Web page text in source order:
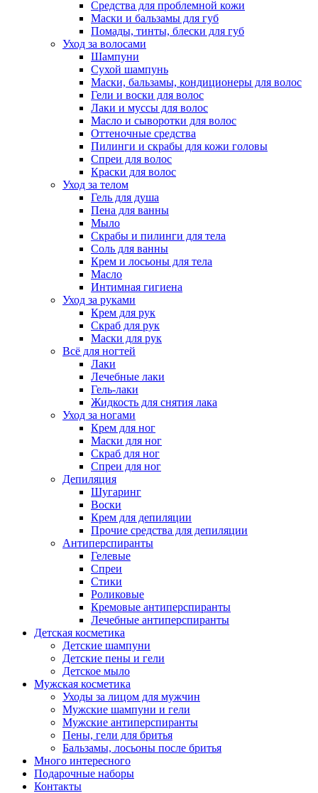
Средства для проблемной кожи
Маски и бальзамы для губ
Помады, тинты, блески для губ
Уход за волосами
Шампуни
Сухой шампунь
Маски, бальзамы, кондиционеры для волос
Гели и воски для волос
Лаки и муссы для волос
Масло и сыворотки для волос
Оттеночные средства
Пилинги и скрабы для кожи головы
Спреи для волос
Краски для волос
Уход за телом
Гель для душа
Пена для ванны
Мыло
Скрабы и пилинги для тела
Соль для ванны
Крем и лосьоны для тела
Масло
Интимная гигиена
Уход за руками
Крем для рук
Скраб для рук
Маски для рук
Всё для ногтей
Лаки
Лечебные лаки
Гель-лаки
Жидкость для снятия лака
Уход за ногами
Крем для ног
Маски для ног
Скраб для ног
Спреи для ног
Депиляция
Шугаринг
Воски
Крем для депиляции
Прочие средства для депиляции
Антиперспиранты
Гелевые
Спреи
Стики
Роликовые
Кремовые антиперспиранты
Лечебные антиперспиранты
Детская косметика
Детские шампуни
Детские пены и гели
Детское мыло
Мужская косметика
Уходы за лицом для мужчин
Мужские шампуни и гели
Мужские антиперспиранты
Пены, гели для бритья
Бальзамы, лосьоны после бритья
Много интересного
Подарочные наборы
Контакты